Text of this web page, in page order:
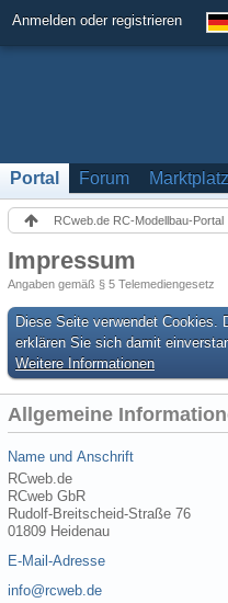
Anmelden oder registrieren
Portal Forum Marktplatz
RCweb.de RC-Modellbau-Portal
Impressum
Angaben gemäß § 5 Telemediengesetz
Diese Seite verwendet Cookies.
erklären Sie sich damit
Weitere Informationen
Allgemeine
Name und Anschrift
RCweb.de
RCweb GbR
Rudolf-Breitscheid-Straße 76
01809 Heidenau
E-Mail-Adresse
info@rcweb.de